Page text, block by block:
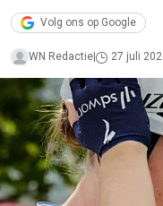
Volg ons op Google
WN Redactie 27 juli